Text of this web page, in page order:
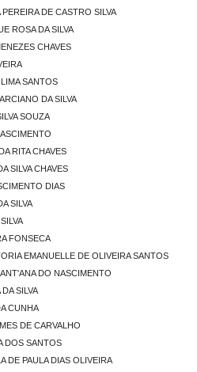
DE CASTRO SILVA
ROSA DA SILVA
CHAVES
SANTOS
DA SILVA
SOUZA
RITA CHAVES
SILVA CHAVES
DIAS
SILVA
FONSECA
EMANUELLE DE OLIVEIRA SANTOS
DO NASCIMENTO
SILVA
CUNHA
DE CARVALHO
DOS SANTOS
DE PAULA DIAS OLIVEIRA